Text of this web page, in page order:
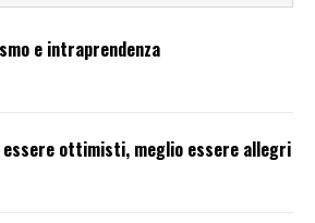
e intraprendenza
essere ottimisti, meglio essere allegri